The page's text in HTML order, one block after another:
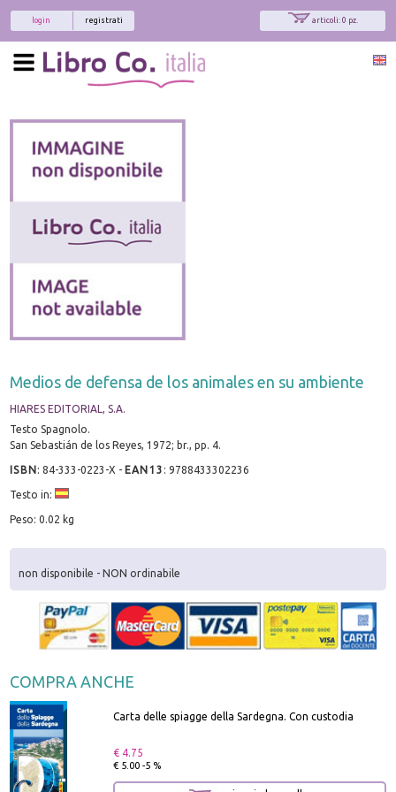
articoli: 0 pz.
registrati
login
Medios de defensa de los animales en su ambiente
HIARES EDITORIAL, S.A.
Testo Spagnolo.
San Sebastián de los Reyes, 1972; br., pp. 4.
ISBN:84-333-0223-X - EAN13 :9788433302236
Testo in:
Peso: 0.02 kg
non disponibile - NON ordinabile
COMPRA ANCHE
Carta delle spiagge della Sardegna. Con custodia
€ 4.75
€ 5.00 -5 %